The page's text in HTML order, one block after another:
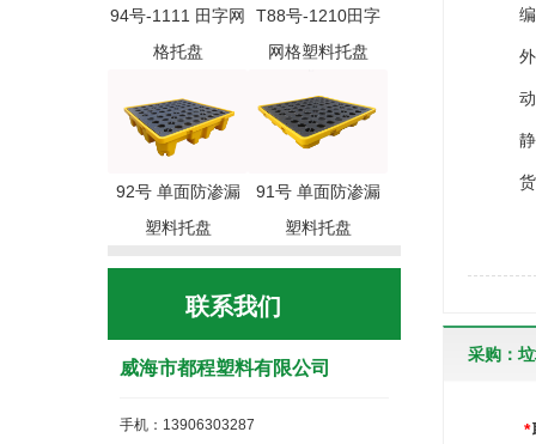
94号-1111 田字网
格托盘
T88号-1210田字
网格塑料托盘
92号 单面防渗漏
塑料托盘
91号 单面防渗漏
塑料托盘
联系我们
威海市都程塑料有限公司
手机：13906303287
编
外
动
静
货
采购：
*